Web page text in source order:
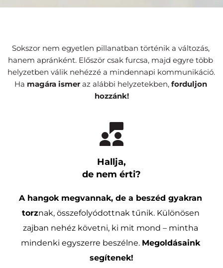
Sokszor nem egyetlen pillanatban történik a változás,
hanem apránként. Először csak furcsa, majd egyre több
helyzetben válik nehézzé a mindennapi kommunikáció.
Ha magára ismer az alábbi helyzetekben, forduljon
hozzánk!
Hallja,
de nem érti?
A hangok megvannak, de a beszéd gyakran
torznak, összefolyódottnak tűnik. Különösen
zajban nehéz követni, ki mit mond – mintha
mindenki egyszerre beszélne. Megoldásaink
segítenek!